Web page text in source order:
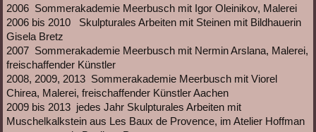
2006 Sommerakademie Meerbusch mit Igor Oleinikov, Malerei
2006 bis 2010 Skulpturales Arbeiten mit Steinen mit Bildhauerin
Gisela Bretz
2007 Sommerakademie Meerbusch mit Nermin Arslana, Malerei,
freischaffender Künstler
2008, 2009, 2013 Sommerakademie Meerbusch mit Viorel
Chirea, Malerei, freischaffender Künstler Aachen
2009 bis 2013 jedes Jahr Skulpturales Arbeiten mit
Muschelkalkstein aus Les Baux de Provence, im Atelier Hoffman